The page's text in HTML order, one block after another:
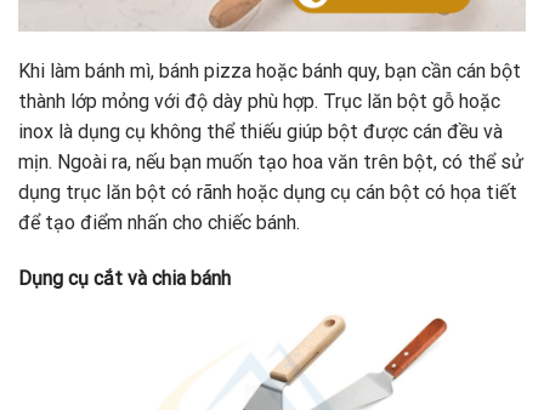
Khi làm bánh mì, bánh pizza hoặc bánh quy, bạn cần cán bột
thành lớp mỏng với độ dày phù hợp. Trục lăn bột gỗ hoặc
inox là dụng cụ không thể thiếu giúp bột được cán đều và
mịn. Ngoài ra, nếu bạn muốn tạo hoa văn trên bột, có thể sử
dụng trục lăn bột có rãnh hoặc dụng cụ cán bột có họa tiết
để tạo điểm nhấn cho chiếc bánh.
Dụng cụ cắt và chia bánh